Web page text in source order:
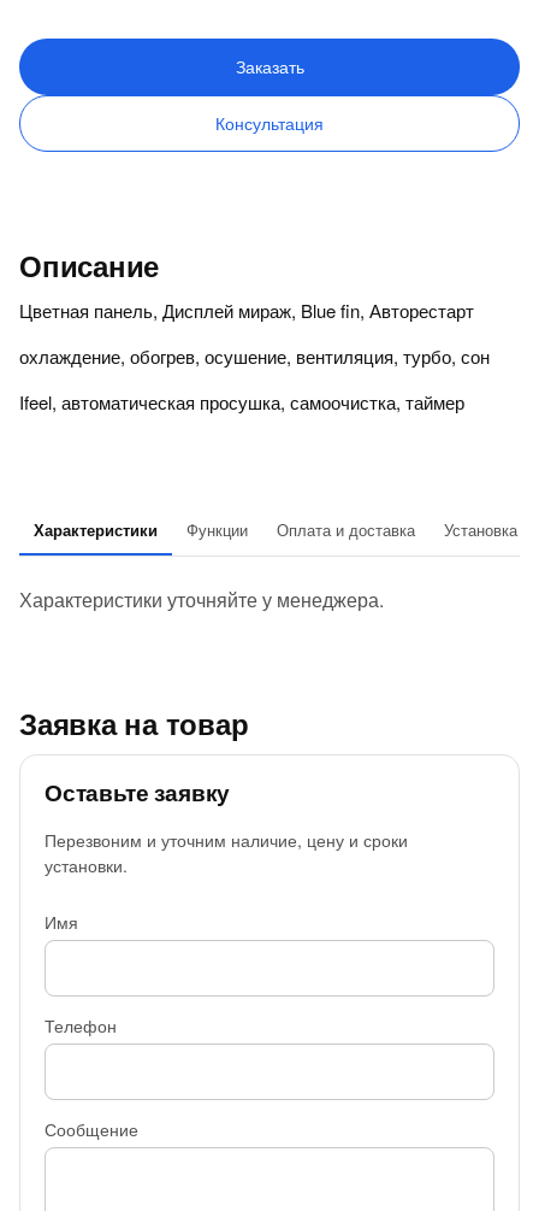
Заказать
Консультация
Описание
Цветная панель, Дисплей мираж, Blue fin, Авторестарт
охлаждение, обогрев, осушение, вентиляция, турбо, сон
Ifeel, автоматическая просушка, самоочистка, таймер
Характеристики Функции Оплата и доставка Установка
Характеристики уточняйте у менеджера.
Заявка на товар
Оставьте заявку
Перезвоним и уточним наличие, цену и сроки
установки.
Имя
Телефон
Сообщение